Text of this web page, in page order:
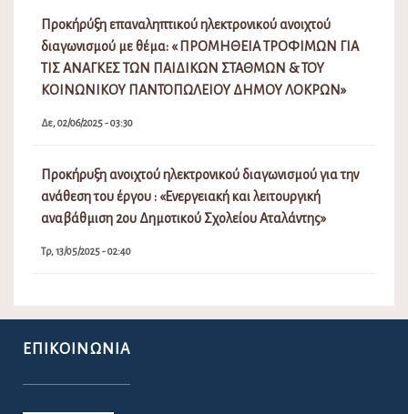
Προκήρύξη επαναληπτικού ηλεκτρονικού ανοιχτού
διαγωνισμού με θέμα: « ΠΡΟΜΗΘΕΙΑ ΤΡΟΦΙΜΩΝ ΓΙΑ
ΤΙΣ ΑΝΑΓΚΕΣ ΤΩΝ ΠΑΙΔΙΚΩΝ ΣΤΑΘΜΩΝ & ΤΟΥ
ΚΟΙΝΩΝΙΚΟΥ ΠΑΝΤΟΠΩΛΕΙΟΥ ΔΗΜΟΥ ΛΟΚΡΩΝ»
Δε, 02/06/2025 - 03:30
Προκήρυξη ανοιχτού ηλεκτρονικού διαγωνισμού για την
ανάθεση του έργου : «Ενεργειακή και λειτουργική
αναβάθμιση 2ου Δημοτικού Σχολείου Αταλάντης»
Τρ, 13/05/2025 - 02:40
ΕΠΙΚΟΙΝΩΝΊΑ